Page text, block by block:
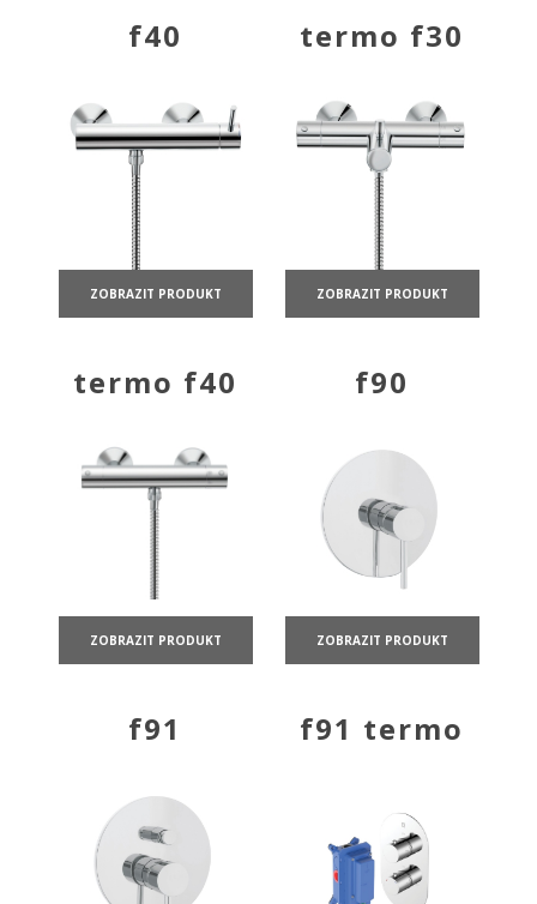
f40
ZOBRAZIT PRODUKT
termo f30
ZOBRAZIT PRODUKT
termo f40
ZOBRAZIT PRODUKT
f90
ZOBRAZIT PRODUKT
f91 f91 termo